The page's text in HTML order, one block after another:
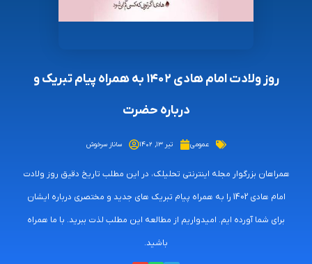
روز ولادت امام هادی ۱۴۰۲ به همراه پیام تبریک و
درباره حضرت
عمومی تیر ۱۳, ۱۴۰۲ ساناز سرخوش
همراهان بزرگوار مجله اینترنتی تحلیلک، در این مطلب تاریخ دقیق روز ولادت
امام هادی 1402 را به همراه پیام تبریک های جدید و مختصری درباره ایشان
برای شما آورده ایم. امیدواریم از مطالعه این مطلب لذت ببرید. با ما همراه
باشید.